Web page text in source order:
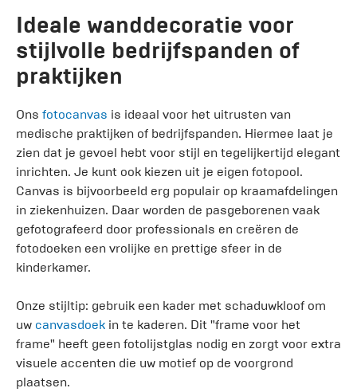
Ideale wanddecoratie voor
stijlvolle bedrijfspanden of
praktijken
Ons fotocanvas is ideaal voor het uitrusten van
medische praktijken of bedrijfspanden. Hiermee laat je
zien dat je gevoel hebt voor stijl en tegelijkertijd elegant
inrichten. Je kunt ook kiezen uit je eigen fotopool.
Canvas is bijvoorbeeld erg populair op kraamafdelingen
in ziekenhuizen. Daar worden de pasgeborenen vaak
gefotografeerd door professionals en creëren de
fotodoeken een vrolijke en prettige sfeer in de
kinderkamer.
Onze stijltip: gebruik een kader met schaduwkloof om
uw canvasdoek in te kaderen. Dit "frame voor het
frame" heeft geen fotolijstglas nodig en zorgt voor extra
visuele accenten die uw motief op de voorgrond
plaatsen.